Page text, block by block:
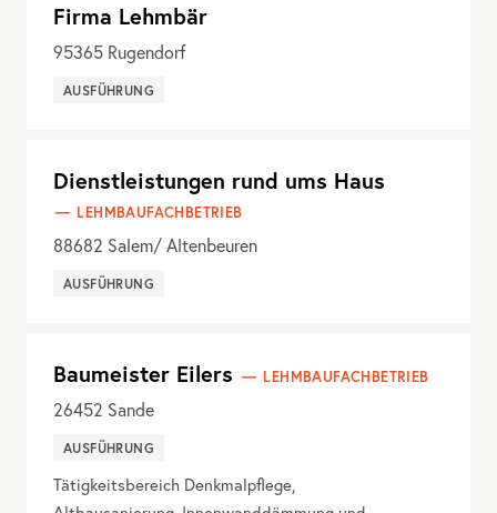
Firma Lehmbär
95365 Rugendorf
AUSFÜHRUNG
Dienstleistungen rund ums Haus
LEHMBAUFACHBETRIEB
88682 Salem/ Altenbeuren
AUSFÜHRUNG
Baumeister Eilers LEHMBAUFACHBETRIEB
26452 Sande
AUSFÜHRUNG
Tätigkeitsbereich Denkmalpflege,